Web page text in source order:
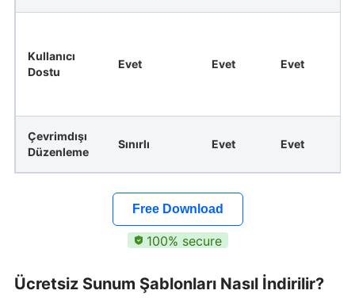
Kullanıcı
Dostu
Evet Evet Evet
Çevrimdışı
Düzenleme
Sınırlı Evet Evet
Free Download
100% secure
Ücretsiz Sunum Şablonları Nasıl İndirilir?